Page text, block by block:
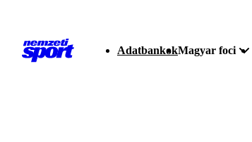
AdatbankokMagyar foci